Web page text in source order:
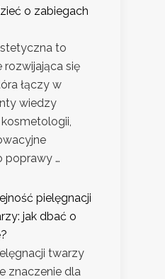
o zabiegach
to
rozwijająca się
łączy w
wiedzy
poprawy …
pielęgnacji
jak dbać o
twarzy
znaczenie dla